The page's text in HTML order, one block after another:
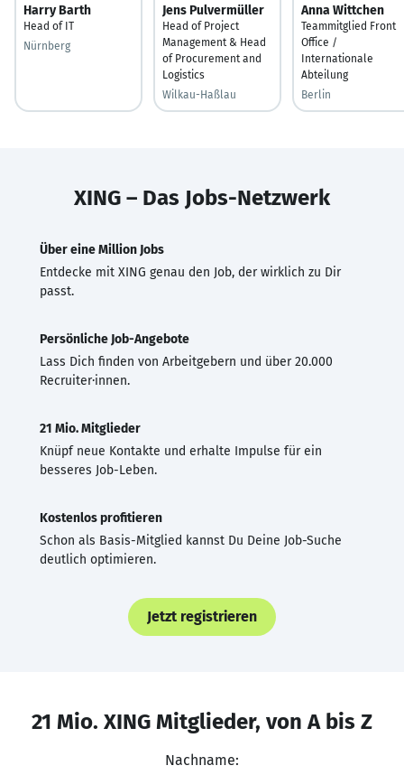
Harry Barth
Head of IT
Nürnberg
Jens Pulvermüller
Head of Project
Management & Head
of Procurement and
Logistics
Wilkau-Haßlau
Anna Wittchen
Teammitglied Front
Office /
Internationale
Abteilung
Berlin
XING – Das Jobs-Netzwerk
Über eine Million Jobs
Entdecke mit XING genau den Job, der wirklich zu Dir
passt.
Persönliche Job-Angebote
Lass Dich finden von Arbeitgebern und über 20.000
Recruiter·innen.
21 Mio. Mitglieder
Knüpf neue Kontakte und erhalte Impulse für ein
besseres Job-Leben.
Kostenlos profitieren
Schon als Basis-Mitglied kannst Du Deine Job-Suche
deutlich optimieren.
Jetzt registrieren
21 Mio. XING Mitglieder, von A bis Z
Nachname: